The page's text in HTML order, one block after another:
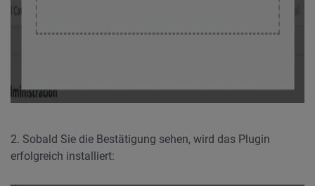
2. Sobald Sie die Bestätigung sehen, wird das Plugin
erfolgreich installiert: